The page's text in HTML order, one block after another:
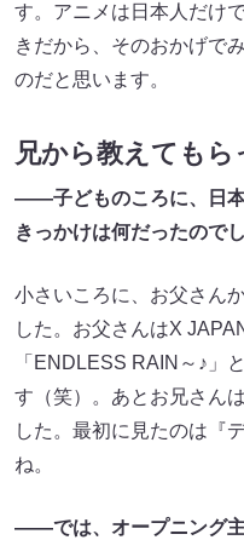
す。アニメは日本人だけ
きだから、そのおかげで
のだと思います。
兄から教えてもら
――子どものころに、日
きっかけは何だったので
小さいころに、お父さん
した。お父さんはX
「ENDLESS RAIN～♪」
す（笑）。あとお兄さん
した。最初に見たのは『
ね。
――では、オープニング